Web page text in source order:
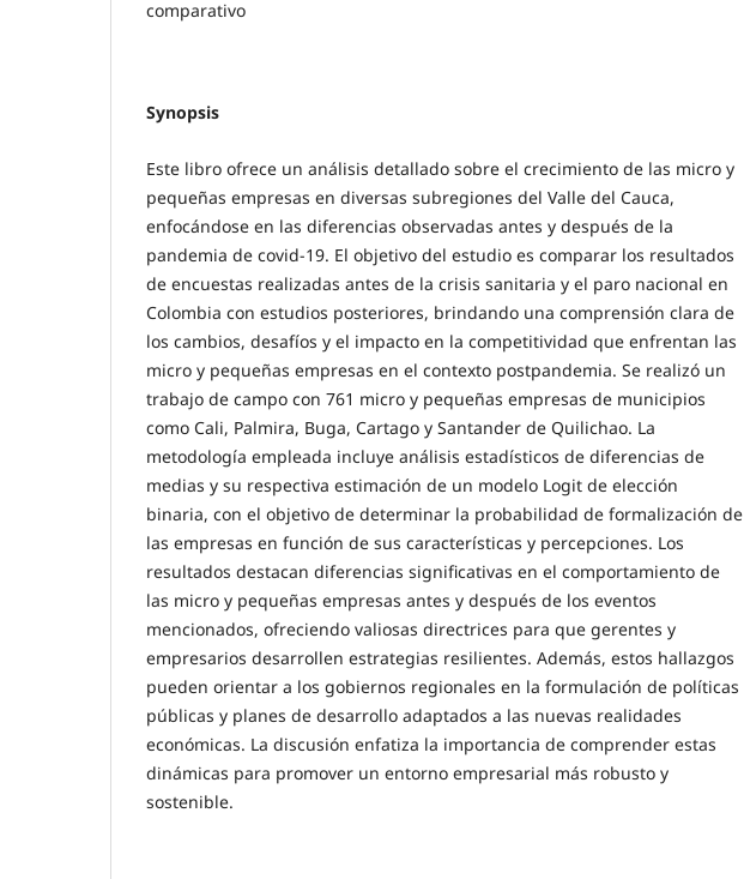
comparativo
Synopsis
Este libro ofrece un análisis detallado sobre el crecimiento de las micro y
pequeñas empresas en diversas subregiones del Valle del Cauca,
enfocándose en las diferencias observadas antes y después de la
pandemia de covid-19. El objetivo del estudio es comparar los resultados
de encuestas realizadas antes de la crisis sanitaria y el paro nacional en
Colombia con estudios posteriores, brindando una comprensión clara de
los cambios, desafíos y el impacto en la competitividad que enfrentan las
micro y pequeñas empresas en el contexto postpandemia. Se realizó un
trabajo de campo con 761 micro y pequeñas empresas de municipios
como Cali, Palmira, Buga, Cartago y Santander de Quilichao. La
metodología empleada incluye análisis estadísticos de diferencias de
medias y su respectiva estimación de un modelo Logit de elección
binaria, con el objetivo de determinar la probabilidad de formalización de
las empresas en función de sus características y percepciones. Los
resultados destacan diferencias significativas en el comportamiento de
las micro y pequeñas empresas antes y después de los eventos
mencionados, ofreciendo valiosas directrices para que gerentes y
empresarios desarrollen estrategias resilientes. Además, estos hallazgos
pueden orientar a los gobiernos regionales en la formulación de políticas
públicas y planes de desarrollo adaptados a las nuevas realidades
económicas. La discusión enfatiza la importancia de comprender estas
dinámicas para promover un entorno empresarial más robusto y
sostenible.